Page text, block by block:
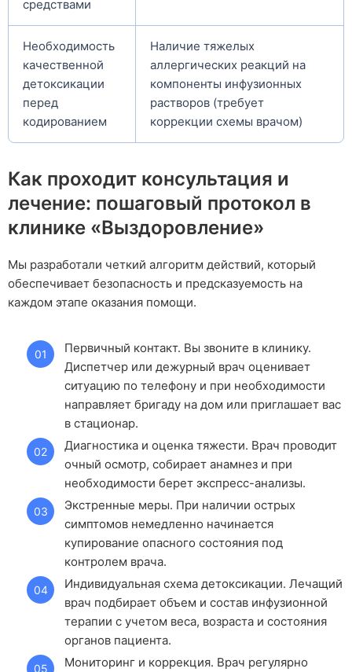
средствами
Необходимость
качественной
детоксикации
перед
кодированием
Наличие тяжелых
аллергических реакций на
компоненты инфузионных
растворов (требует
коррекции схемы врачом)
Как проходит консультация и
лечение: пошаговый протокол в
клинике «Выздоровление»
Мы разработали четкий алгоритм действий, который
обеспечивает безопасность и предсказуемость на
каждом этапе оказания помощи.
Первичный контакт. Вы звоните в клинику.
Диспетчер или дежурный врач оценивает
ситуацию по телефону и при необходимости
направляет бригаду на дом или приглашает вас
в стационар.
Диагностика и оценка тяжести. Врач проводит
очный осмотр, собирает анамнез и при
необходимости берет экспресс-анализы.
Экстренные меры. При наличии острых
симптомов немедленно начинается
купирование опасного состояния под
контролем врача.
Индивидуальная схема детоксикации. Лечащий
врач подбирает объем и состав инфузионной
терапии с учетом веса, возраста и состояния
органов пациента.
Мониторинг и коррекция. Врач регулярно